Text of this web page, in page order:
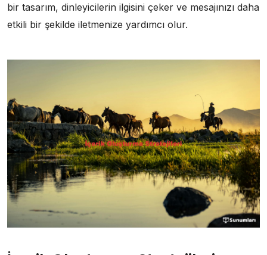
bir tasarım, dinleyicilerin ilgisini çeker ve mesajınızı daha
etkili bir şekilde iletmenize yardımcı olur.